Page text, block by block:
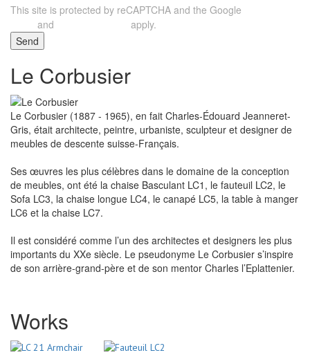
This site is protected by reCAPTCHA and the Google
and
apply.
Send
Le Corbusier
Le Corbusier (1887 - 1965), en fait Charles-Édouard Jeanneret-
Gris, était architecte, peintre, urbaniste, sculpteur et designer de
meubles de descente suisse-Français.
Ses œuvres les plus célèbres dans le domaine de la conception
de meubles, ont été la chaise Basculant LC1, le fauteuil LC2, le
Sofa LC3, la chaise longue LC4, le canapé LC5, la table à manger
LC6 et la chaise LC7.
Il est considéré comme l’un des architectes et designers les plus
importants du XXe siècle. Le pseudonyme Le Corbusier s’inspire
de son arrière-grand-père et de son mentor Charles l’Eplattenier.
Works